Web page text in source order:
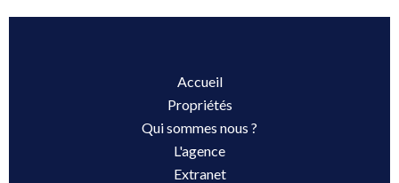
Accueil
Propriétés
Qui sommes nous ?
L'agence
Extranet